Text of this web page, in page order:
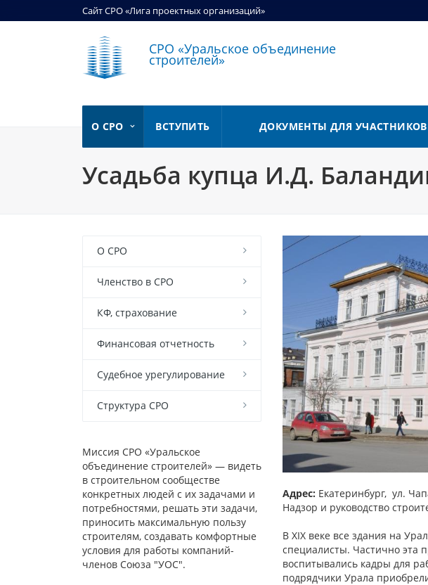
Сайт СРО «Лига проектных организаций»
СРО «Уральское объединение
строителей»
О СРО ВСТУПИТЬ ДОКУМЕНТЫ ДЛЯ УЧАСТНИКОВ
Усадьба купца И.Д.
О СРО
Членство в СРО
КФ, страхование
Финансовая отчетность
Судебное урегулирование
Структура СРО
Миссия СРО «Уральское
объединение строителей» — видеть
в строительном сообществе
конкретных людей с их задачами и
потребностями, решать эти задачи,
приносить максимальную пользу
строителям, создавать комфортные
условия для работы компаний-
членов Союза "УОС".
Адрес: Екатеринбург, ул.
Надзор и руководство
В XIX веке все здания на
специалисты. Частично эта
воспитывались кадры для
подрядчики Урала